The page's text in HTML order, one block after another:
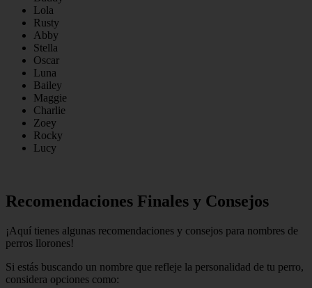
Lola
Rusty
Abby
Stella
Oscar
Luna
Bailey
Maggie
Charlie
Zoey
Rocky
Lucy
Recomendaciones Finales y Consejos
¡Aquí tienes algunas recomendaciones y consejos para nombres de
perros llorones!
Si estás buscando un nombre que refleje la personalidad de tu perro,
considera opciones como: